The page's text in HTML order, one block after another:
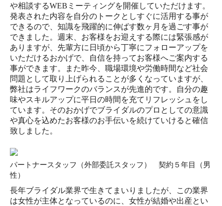
や相談するWEB ミーティングを開催していただけます。
発表された内容を自分のトークとしすぐに活用する事が
できるので、知識を飛躍的に伸ばす数ヶ月を過ごす事が
できました。 週末、お客様をお迎えする際には緊張感が
ありますが、先輩方に日頃から丁寧にフォローアップを
いただけるおかげで、自信を持ってお客様へご案内する
事ができます。
また昨今、職場環境や労働時間など社会
問題として取り上げられることが多くなっていますが、
弊社はライフワークのバランスが先進的です。自分の趣
味やスキルアップに平日の時間を充てリフレッシュをし
ています。そのおかげでブライダルのプロとしての意識
や真心を込めたお客様のお手伝いを続けていけると確信
致しました。
パートナースタッフ（外部委託スタッフ） 契約５年目（男
性）
長年ブライダル業界で生きてまいりましたが、この業界
は女性が主体となっているのに、女性が結婚や出産とい